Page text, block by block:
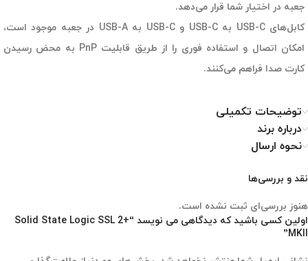
جعبه در اختیار شما قرار می‌دهد.
کابل‌های USB-C به USB-C و USB-C به USB-A در جعبه موجود است،
امکان اتصال و استفاده فوری را از طریق قابلیت PnP به محض رسیدن
کارت صدا فراهم می‌کنند.
توضیحات تکمیلی
درباره برند
نحوه ارسال
نقد و بررسی‌ها
هنوز بررسی‌ای ثبت نشده است.
اولین کسی باشید که دیدگاهی می نویسد “Solid State Logic SSL 2+
MKII”